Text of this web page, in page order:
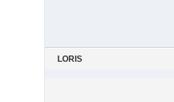
LORIS